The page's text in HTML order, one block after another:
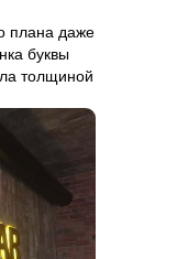
плана даже
буквы
толщиной